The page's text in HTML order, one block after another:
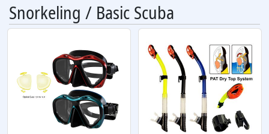
Snorkeling / Basic Scuba